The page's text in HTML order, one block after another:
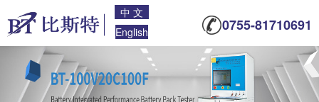
中 文
English
0755-81710691